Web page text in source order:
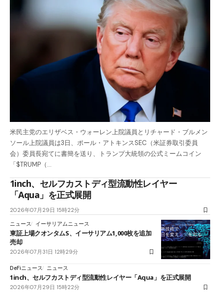
米民主党のエリザベス・ウォーレン上院議員とリチャード・ブルメン
ソール上院議員は3日、ポール・アトキンスSEC（米証券取引委員
会）委員長宛てに書簡を送り、トランプ大統領の公式ミームコイン
「$TRUMP（…
1inch、セルフカストディ型流動性レイヤー
「Aqua」を正式展開
2026年07月29日 15時22分
ニュース
イーサリアムニュース
東証上場クオンタムS、イーサリアム1,000枚を追加
売却
2026年07月31日 12時29分
DeFiニュース ニュース
1inch、セルフカストディ型流動性レイヤー「Aqua」を正式展開
2026年07月29日 15時22分